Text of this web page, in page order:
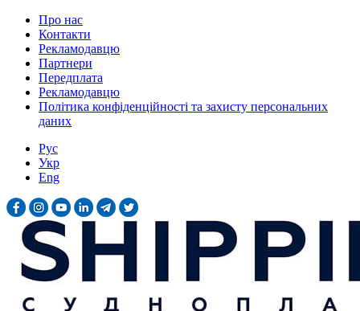
Про нас
Контакти
Рекламодавцю
Партнери
Передплата
Рекламодавцю
Політика конфіденційності та захисту персональних
даних
Рус
Укр
Eng